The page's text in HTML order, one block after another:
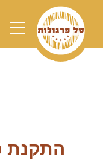
content
התקנת